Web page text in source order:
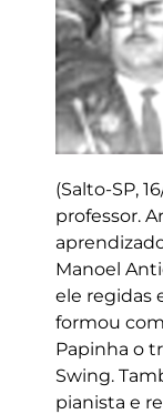
(Salto-SP,
professor.
Manoel
ele regidas
formou
Papinha o
Swing.
pianista e